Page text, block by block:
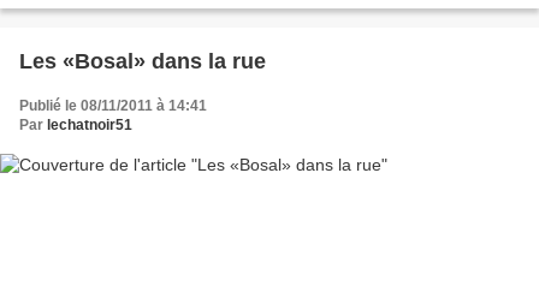
Les «Bosal» dans la rue
Publié le 08/11/2011 à 14:41
Par lechatnoir51